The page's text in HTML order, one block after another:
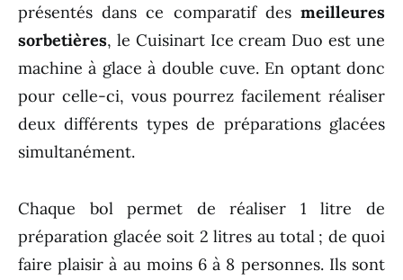
présentés dans ce comparatif des meilleures
sorbetières, le Cuisinart Ice cream Duo est une
machine à glace à double cuve. En optant donc
pour celle-ci, vous pourrez facilement réaliser
deux différents types de préparations glacées
simultanément.
Chaque bol permet de réaliser 1 litre de
préparation glacée soit 2 litres au total ; de quoi
faire plaisir à au moins 6 à 8 personnes. Ils sont